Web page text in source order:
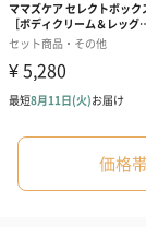
価格